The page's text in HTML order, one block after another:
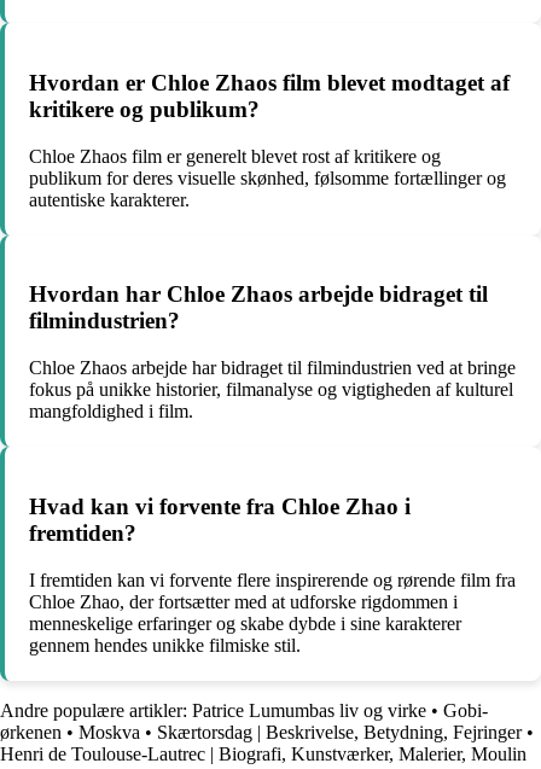
Hvordan er Chloe Zhaos film blevet modtaget af
kritikere og publikum?
Chloe Zhaos film er generelt blevet rost af kritikere og
publikum for deres visuelle skønhed, følsomme fortællinger og
autentiske karakterer.
Hvordan har Chloe Zhaos arbejde bidraget til
filmindustrien?
Chloe Zhaos arbejde har bidraget til filmindustrien ved at bringe
fokus på unikke historier, filmanalyse og vigtigheden af kulturel
mangfoldighed i film.
Hvad kan vi forvente fra Chloe Zhao i
fremtiden?
I fremtiden kan vi forvente flere inspirerende og rørende film fra
Chloe Zhao, der fortsætter med at udforske rigdommen i
menneskelige erfaringer og skabe dybde i sine karakterer
gennem hendes unikke filmiske stil.
Andre populære artikler: Patrice Lumumbas liv og virke • Gobi-
ørkenen • Moskva • Skærtorsdag | Beskrivelse, Betydning, Fejringer•
Henri de Toulouse-Lautrec | Biografi, Kunstværker, Malerier, Moulin